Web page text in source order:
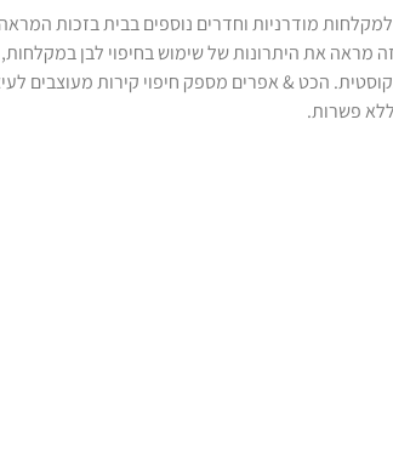
למקלחות מודרניות וחדרים נוספים בבית בזכות המראה
מראה את היתרונות של שימוש בחיפוי לבן
הכט & אפרים מספק חיפוי קירות מעוצבים
ללא פשרות.